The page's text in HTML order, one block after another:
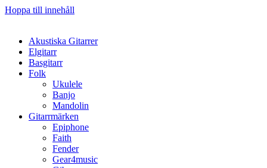
Hoppa till innehåll
Akustiska Gitarrer
Elgitarr
Basgitarr
Folk
Ukulele
Banjo
Mandolin
Gitarrmärken
Epiphone
Faith
Fender
Gear4music